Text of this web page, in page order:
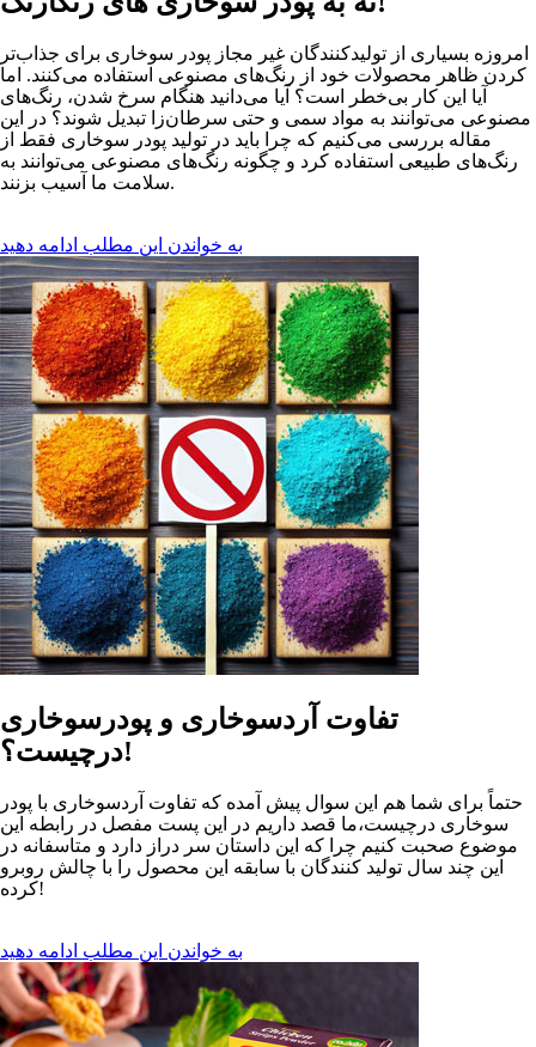
امروزه بسیاری از تولیدکنندگان غیر مجاز پودر سوخاری برای جذاب‌تر
کردن ظاهر محصولات خود از رنگ‌های مصنوعی استفاده می‌کنند. اما
آیا این کار بی‌خطر است؟ آیا می‌دانید هنگام سرخ شدن، رنگ‌های
مصنوعی می‌توانند به مواد سمی و حتی سرطان‌زا تبدیل شوند؟ در این
مقاله بررسی می‌کنیم که چرا باید در تولید پودر سوخاری فقط از
رنگ‌های طبیعی استفاده کرد و چگونه رنگ‌های مصنوعی می‌توانند به
سلامت ما آسیب بزنند.
به خواندن این مطلب ادامه دهید
تفاوت آردسوخاری و پودرسوخاری
درچیست؟!
حتماً برای شما هم این سوال پیش آمده که تفاوت آردسوخاری با پودر
سوخاری درچیست،ما قصد داریم در این پست مفصل در رابطه این
موضوع صحبت کنیم چرا که این داستان سر دراز دارد و متاسفانه در
این چند سال تولید کنندگان با سابقه این محصول را با چالش روبرو
کرده!
به خواندن این مطلب ادامه دهید